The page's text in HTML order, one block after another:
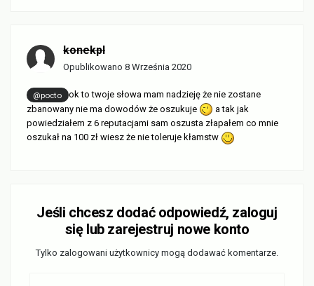
konekpl
Opublikowano 8 Września 2020
@pocto
ok to twoje słowa mam nadzieję że nie zostane
zbanowany nie ma dowodów że oszukuje
a tak jak
powiedziałem z 6 reputacjami sam oszusta złapałem co mnie
oszukał na 100 zł wiesz że nie toleruje kłamstw
Jeśli chcesz dodać odpowiedź, zaloguj
się lub zarejestruj nowe konto
Tylko zalogowani użytkownicy mogą dodawać komentarze.